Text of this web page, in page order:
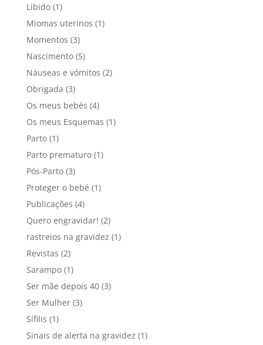
Libido(1)
Miomas uterinos (1)
Momentos (3)
Nascimento(5)
Náuseas e vómitos (2)
Obrigada (3)
Os meus bebés (4)
Os meus Esquemas (1)
Parto(1)
Parto prematuro(1)
Pós-Parto(3)
Proteger o bebé (1)
Publicações (4)
Quero engravidar! (2)
rastreios na gravidez (1)
Revistas (2)
Sarampo(1)
Ser mãe depois 40(3)
Ser Mulher(3)
Sífilis (1)
Sinais de alerta na gravidez (1)